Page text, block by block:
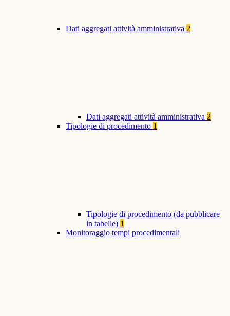
Dati aggregati attività amministrativa 2
Dati aggregati attività amministrativa 2
Tipologie di procedimento 1
Tipologie di procedimento (da pubblicare
in tabelle) 1
Monitoraggio tempi procedimentali